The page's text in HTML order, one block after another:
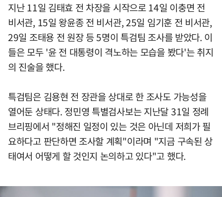
지난 11일 김태효 전 차장을 시작으로 14일 이충면 전
비서관, 15일 왕윤종 전 비서관, 25일 임기훈 전 비서관,
29일 조태용 전 원장 등 5명이 특검팀 조사를 받았다. 이
들은 모두 '윤 전 대통령이 격노하는 모습을 봤다'는 취지
의 진술을 했다.
특검팀은 김용현 전 장관을 상대로 한 조사도 가능성을
열어둔 상태다. 정민영 특별검사보는 지난달 31일 정례
브리핑에서 "정해진 일정이 있는 것은 아닌데 저희가 필
요하다고 판단하면 조사할 계획"이라며 "지금 구속된 상
태여서 어떻게 할 것인지 논의하고 있다"고 했다.